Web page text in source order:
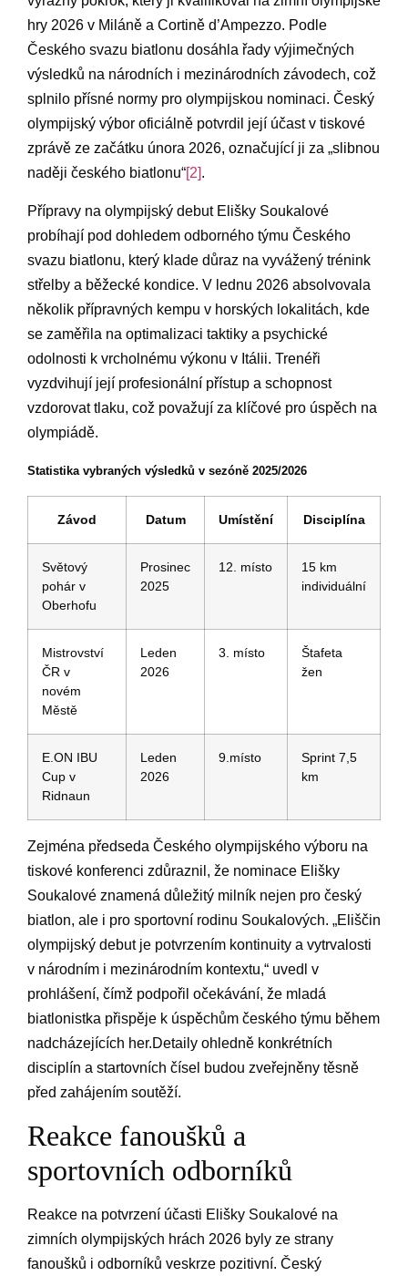
hry 2026 v Miláně a Cortině d’Ampezzo. Podle
Českého svazu biatlonu dosáhla řady výjimečných
výsledků na národních i mezinárodních závodech, což
splnilo přísné normy pro olympijskou nominaci. Český
olympijský výbor oficiálně potvrdil její účast v tiskové
zprávě ze začátku února 2026, označující ji za „slibnou
naději českého biatlonu“[2].
Přípravy na olympijský debut Elišky Soukalové
probíhají pod dohledem odborného týmu Českého
svazu biatlonu, který klade důraz na vyvážený trénink
střelby a běžecké kondice. V lednu 2026 absolvovala
několik přípravných kempu v horských lokalitách, kde
se zaměřila na optimalizaci taktiky a psychické
odolnosti k vrcholnému výkonu v Itálii. Trenéři
vyzdvihují její profesionální přístup a schopnost
vzdorovat tlaku, což považují za klíčové pro úspěch na
olympiádě.
Statistika vybraných výsledků v sezóně 2025/2026
Závod Datum Umístění Disciplína
Světový
pohár v
Oberhofu
Prosinec
2025
12. místo
15 km
individuální
Mistrovství
ČR v
novém
Městě
Leden
2026
3. místo
Štafeta
žen
E.ON IBU
Cup v
Ridnaun
Leden
2026
9.místo
Sprint 7,5
km
Zejména předseda Českého olympijského výboru na
tiskové konferenci zdůraznil, že nominace Elišky
Soukalové znamená důležitý milník nejen pro český
biatlon, ale i pro sportovní rodinu Soukalových. „Eliščin
olympijský debut je potvrzením kontinuity a vytrvalosti
v národním i mezinárodním kontextu,“ uvedl v
prohlášení, čímž podpořil očekávání, že mladá
biatlonistka přispěje k úspěchům českého týmu během
nadcházejících her.Detaily ohledně konkrétních
disciplín a startovních čísel budou zveřejněny těsně
před zahájením soutěží.
Reakce fanoušků a
sportovních odborníků
Reakce na potvrzení účasti Elišky Soukalové na
zimních olympijských hrách 2026 byly ze strany
fanoušků i odborníků veskrze pozitivní. Český